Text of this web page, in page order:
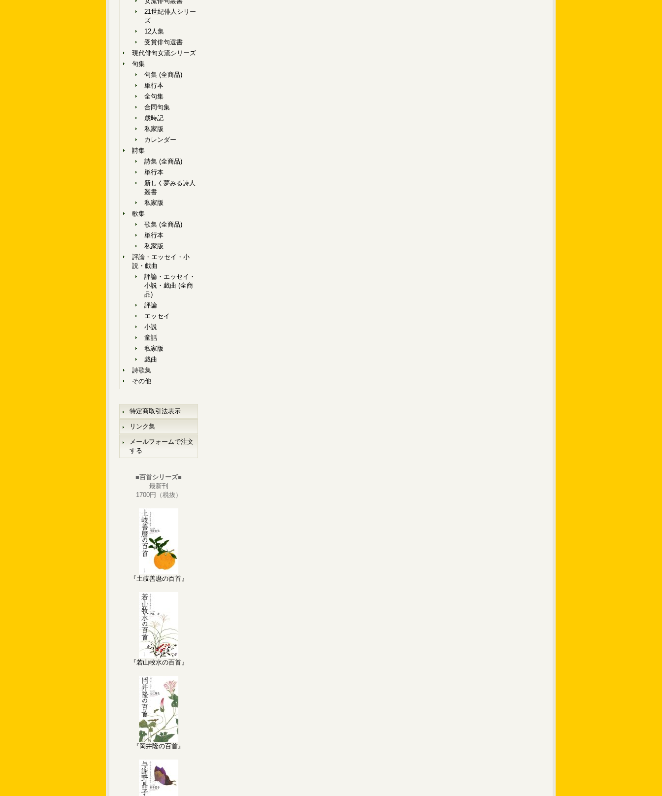
21世紀俳人シリー
ズ
12人集
受賞俳句選書
現代俳句女流シリーズ
句集
句集 (全商品)
単行本
全句集
合同句集
歳時記
私家版
カレンダー
詩集
詩集 (全商品)
単行本
新しく夢みる詩人
叢書
私家版
歌集
歌集 (全商品)
単行本
私家版
評論・エッセイ・小
説・戯曲
評論・エッセイ・
小説・戯曲 (全商
品)
評論
エッセイ
小説
童話
私家版
戯曲
詩歌集
その他
特定商取引法表示
リンク集
メールフォームで注文
する
■百首シリーズ■
最新刊
1700円（税抜）
『土岐善麿の百首』
『若山牧水の百首』
『岡井隆の百首』